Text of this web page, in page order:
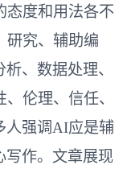
态度和用法各不
研究、辅助编
、数据处理、
伦理、信任、
人强调AI应是辅
写作。文章展现